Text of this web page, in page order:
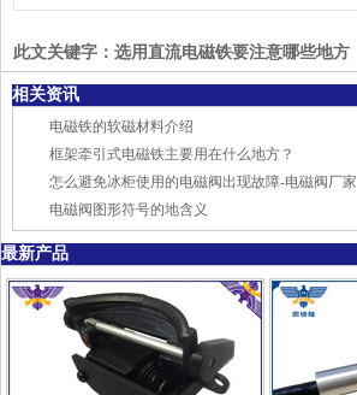
此文关键字： 选用直流电磁铁要注意哪些地方
相关资讯
电磁铁的软磁材料介绍
框架牵引式电磁铁主要用在什么地方？
怎么避免冰柜使用的电磁阀出现故障-电磁阀厂家
电磁阀图形符号的地含义
最新产品